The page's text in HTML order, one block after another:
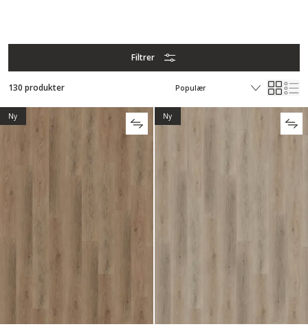
Filtrer
130 produkter
Ny Ny